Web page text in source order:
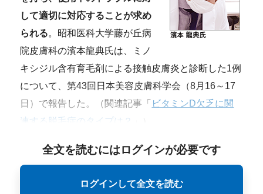
して適切に対応することが求め
られる。昭和医科大学藤が丘病
院皮膚科の濱本龍典氏は、ミノ
キシジル含有育毛剤による接触皮膚炎と診断した1例
について、第43回日本美容皮膚科学会（8月16～17
日）で報告した。（関連記事「 ビタミンD欠乏に関
連する脱毛症のタイプは？
全文を読むにはログインが必要です
ログインして全文を読む